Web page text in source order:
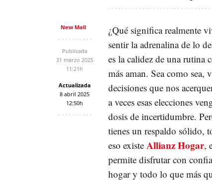
New Mall
Publicada
31 marzo 2025
11:21h
Actualizada
8 abril 2025
12:50h
¿Qué significa realmente
sentir la adrenalina de lo
es la calidez de una rutina
más aman. Sea como
decisiones que nos
a veces esas elecciones
dosis de incertidumbre.
tienes un respaldo sólido,
eso existe Allianz Hogar,
permite disfrutar con
hogar y todo lo que más